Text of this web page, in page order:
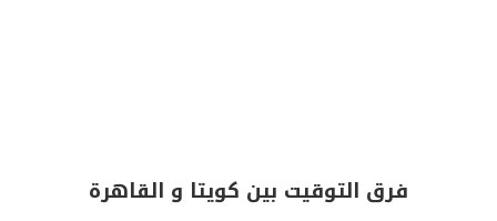
فرق التوقيت بين كويتا و القاهرة